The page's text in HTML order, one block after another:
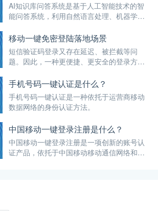
AI知识库问答系统是基于人工智能技术的智
能问答系统，利用自然语言处理、机器学习
先构建的知识库中检索或生成合适的答案。
移动一键免密登陆落地场景
短信验证码登录又存在延迟、被拦截等问
题。因此，一种更便捷、更安全的登录方式
手机号码一键认证是什么？
手机号码一键认证是一种依托于运营商移动
数据网络的身份认证方法。
中国移动一键登录注册是什么？
中国移动一键登录注册是一项创新的账号认
证产品，依托于中国移动移动通信网络和独